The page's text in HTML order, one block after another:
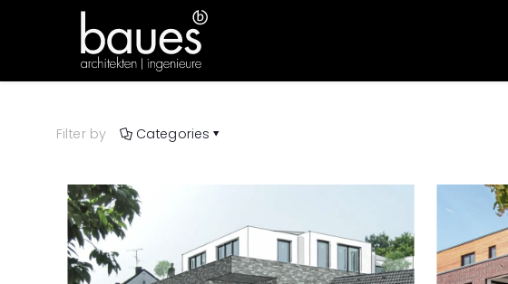
Filter by Categories